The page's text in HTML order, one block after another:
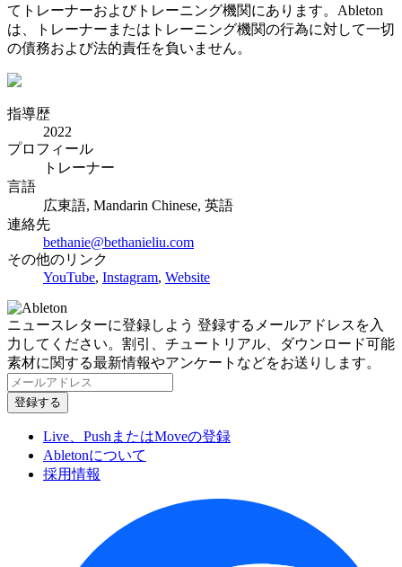
てトレーナーおよびトレーニング機関にあります。Ableton
は、トレーナーまたはトレーニング機関の行為に対して一切
の債務および法的責任を負いません。
指導歴
2022
プロフィール
トレーナー
言語
広東語, Mandarin Chinese, 英語
連絡先
bethanie@bethanieliu.com
その他のリンク
YouTube, Instagram, Website
ニュースレターに登録しよう 登録するメールアドレスを入
力してください。割引、チュートリアル、ダウンロード可能
素材に関する最新情報やアンケートなどをお送りします。
Live、PushまたはMoveの登録
Abletonについて
採用情報